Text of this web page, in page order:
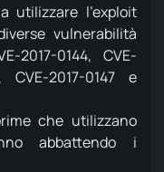
utilizzare l'exploit
vulnerabilità
2017-0144, CVE-
CVE-2017-0147 e
che utilizzano
abbattendo i